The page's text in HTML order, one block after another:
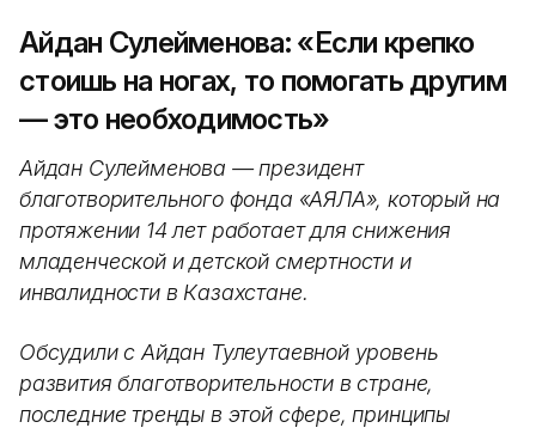
Айдан Сулейменова: «Если крепко
стоишь на ногах, то помогать другим
— это необходимость»
Айдан Сулейменова — президент
благотворительного фонда «АЯЛА», который на
протяжении 14 лет работает для снижения
младенческой и детской смертности и
инвалидности в Казахстане.
Обсудили с Айдан Тулеутаевной уровень
развития благотворительности в стране,
последние тренды в этой сфере, принципы